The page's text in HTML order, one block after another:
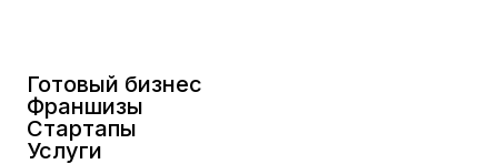
Готовый бизнес
Франшизы
Стартапы
Услуги